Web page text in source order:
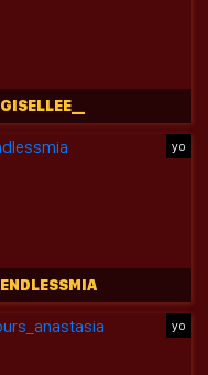
GISELLEE__
yo
ENDLESSMIA
yo